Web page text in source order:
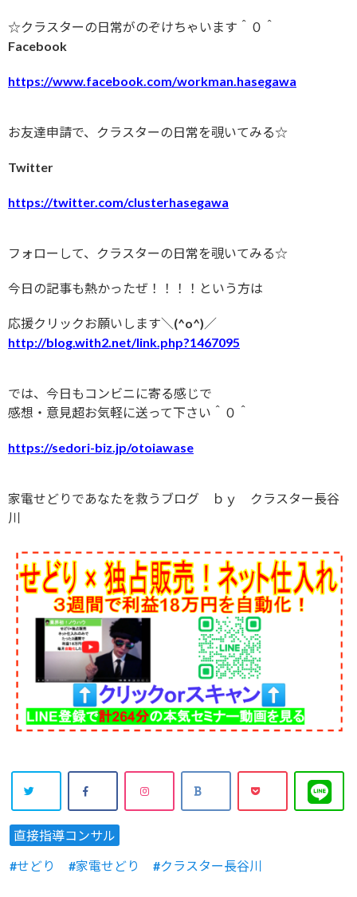
☆クラスターの日常がのぞけちゃいます＾０＾
Facebook
https://www.facebook.com/workman.hasegawa
お友達申請で、クラスターの日常を覗いてみる☆
Twitter
https://twitter.com/clusterhasegawa
フォローして、クラスターの日常を覗いてみる☆
今日の記事も熱かったぜ！！！！という方は
応援クリックお願いします＼(^o^)／
http://blog.with2.net/link.php?1467095
では、今日もコンビニに寄る感じで
感想・意見超お気軽に送って下さい＾０＾
https://sedori-biz.jp/otoiawase
家電せどりであなたを救うブログ ｂｙ クラスター長谷
川
直接指導コンサル
せどり
家電せどり クラスター長谷川